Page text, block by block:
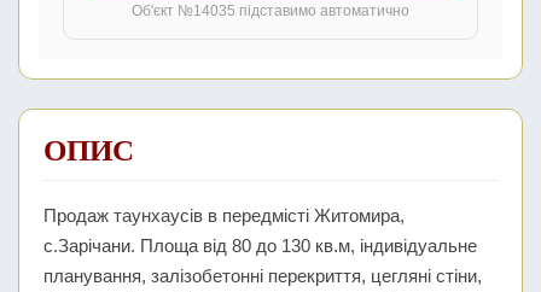
Об'єкт №14035 підставимо автоматично
ОПИС
Продаж таунхаусів в передмісті Житомира,
с.Зарічани. Площа від 80 до 130 кв.м, індивідуальне
планування, залізобетонні перекриття, цегляні стіни,